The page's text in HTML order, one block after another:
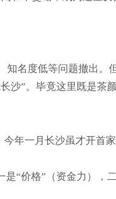
名度低等问题撤出。
沙”。毕竟这里既是茶
年一月长沙虽才开首
“价格”（资金力），